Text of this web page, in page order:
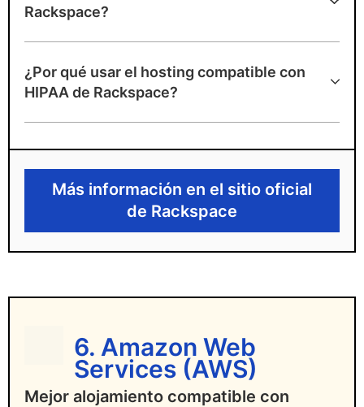
Rackspace?
Ofrece planes elegibles para HIPAA
utilizando AWS y Azure
Proporciona soporte gestionado y
monitorización 24/7
Desventajas de Rackspace
Depende de infraestructura de terceros
¿Por qué usar el hosting compatible con
HIPAA de Rackspace?
Más información en el sitio oficial
de Rackspace
6. Amazon Web
Services (AWS)
Mejor alojamiento compatible con